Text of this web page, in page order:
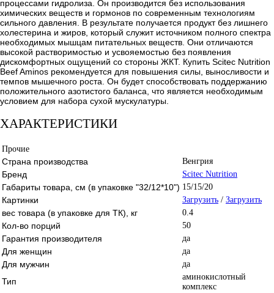
процессами гидролиза. Он производится без использования
химических веществ и гормонов по современным технологиям
сильного давления. В результате получается продукт без лишнего
холестерина и жиров, который служит источником полного спектра
необходимых мышцам питательных веществ. Они отличаются
высокой растворимостью и усвояемостью без появления
дискомфортных ощущений со стороны ЖКТ. Купить Scitec Nutrition
Beef Aminos рекомендуется для повышения силы, выносливости и
темпов мышечного роста. Он будет способствовать поддержанию
положительного азотистого баланса, что является необходимым
условием для набора сухой мускулатуры.
ХАРАКТЕРИСТИКИ
Прочие
Страна производства Венгрия
Бренд Scitec Nutrition
Габариты товара, см (в упаковке "32/12*10") 15/15/20
Картинки Загрузить / Загрузить
вес товара (в упаковке для ТК), кг 0.4
Кол-во порций 50
Гарантия производителя да
Для женщин да
Для мужчин да
Тип
аминокислотный
комплекс